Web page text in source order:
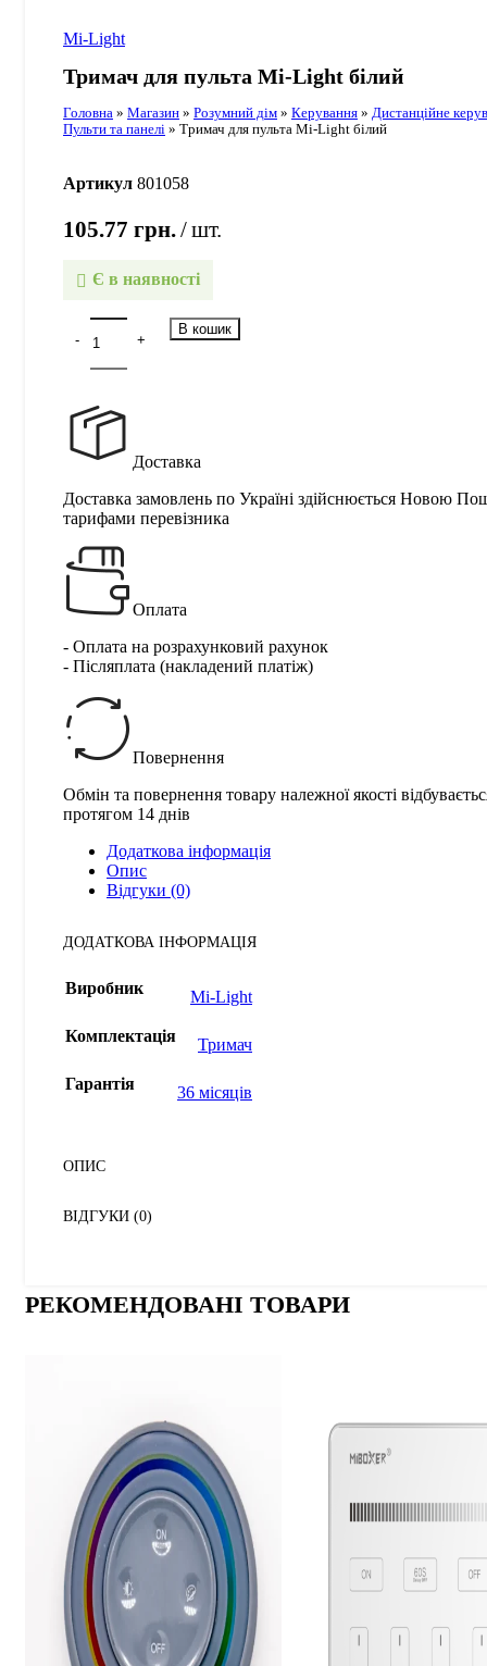
Mi-Light
Тримач для пульта Mi-Light білий
Головна » Магазин » Розумний дім » Керування » Дистанційне
Пульти та панелі » Тримач для пульта Mi-Light білий
Артикул 801058
105.77 грн. шт.
Є в наявності
В кошик
Доставка
Доставка замовлень по Україні здійснюється Новою
тарифами перевізника
Оплата
- Оплата на розрахунковий рахунок
- Післяплата (накладений платіж)
Повернення
Обмін та повернення товару належної якості
протягом 14 днів
Додаткова інформація
Опис
Відгуки (0)
ДОДАТКОВА ІНФОРМАЦІЯ
Виробник Mi-Light
Комплектація Тримач
Гарантія 36 місяців
ОПИС
ВІДГУКИ (0)
РЕКОМЕНДОВАНІ ТОВАРИ